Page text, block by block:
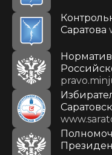
Саратова